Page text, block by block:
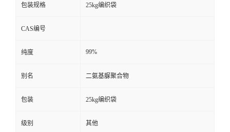
包装规格 25kg编织袋
CAS编号
纯度 99%
别名 二氨基脲聚合物
包装 25kg编织袋
级别 其他